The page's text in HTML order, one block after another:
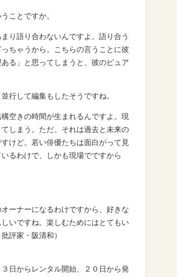
ことですか。
り語り合わないんですよ。語り合う
ちゃうから。こちらの言うことに彼
る」と思ってしまうと、彼のピュア
行して編集もしたそうですね。
空きの時間が生まれるんですよ。現
しまう。ただ、それは過去と未来の
けど。若い俳優たちは面白がって見
るわけで、しかも現場でですから
ーナーになるわけですから、好きな
いですね。楽しむためにはとてもい
評家・阪清和）
日からレンタル開始、２０日から発